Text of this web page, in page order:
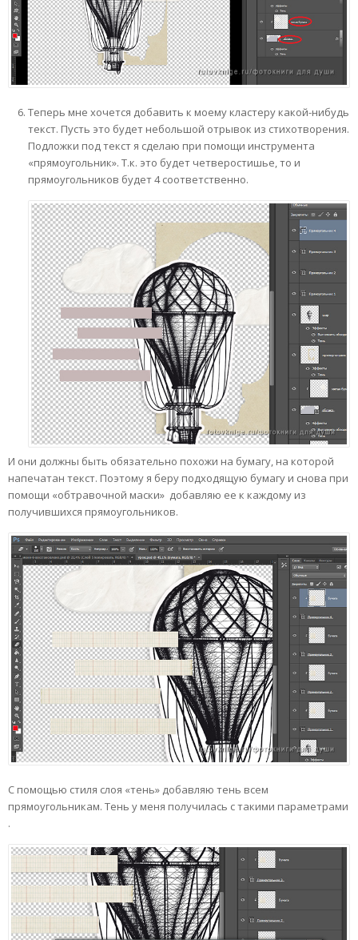
Теперь мне хочется добавить к моему кластеру какой-нибудь
текст. Пусть это будет небольшой отрывок из стихотворения.
Подложки под текст я сделаю при помощи инструмента
«прямоугольник». Т.к. это будет четверостишье, то и
прямоугольников будет 4 соответственно.
И они должны быть обязательно похожи на бумагу, на которой
напечатан текст. Поэтому я беру подходящую бумагу и снова при
помощи «обтравочной маски» добавляю ее к каждому из
получившихся прямоугольников.
С помощью стиля слоя «тень» добавляю тень всем
прямоугольникам. Тень у меня получилась с такими параметрами
.